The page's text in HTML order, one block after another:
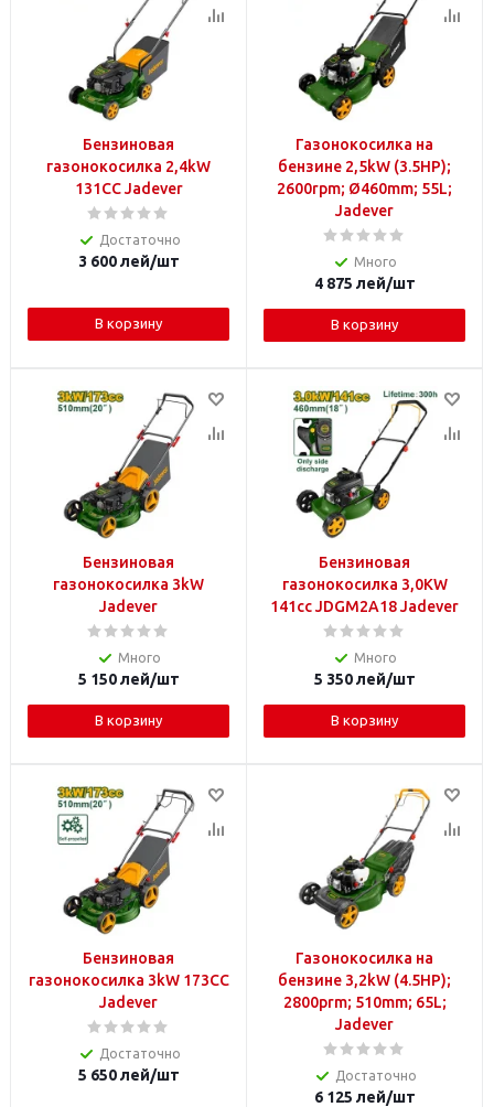
Бензиновая
газонокосилка 2,4kW
131CC Jadever
Достаточно
3 600лей/шт
В корзину
Газонокосилка на
бензине 2,5kW (3.5HP);
2600rpm; Ø460mm; 55L;
Jadever
Много
4 875 лей/шт
В корзину
Бензиновая
газонокосилка 3kW
Jadever
Много
5 150лей/шт
В корзину
Бензиновая
газонокосилка 3,0KW
141cc JDGM2A18 Jadever
Много
5 350лей/шт
В корзину
Бензиновая
газонокосилка 3kW 173CC
Jadever
Достаточно
5 650лей/шт
Газонокосилка на
бензине 3,2kW (4.5HP);
2800prm; 510mm; 65L;
Jadever
Достаточно
6 125 лей/шт